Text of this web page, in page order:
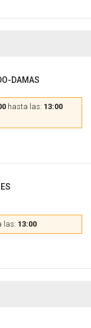
DAMAS
hasta las: 13:00
las: 13:00